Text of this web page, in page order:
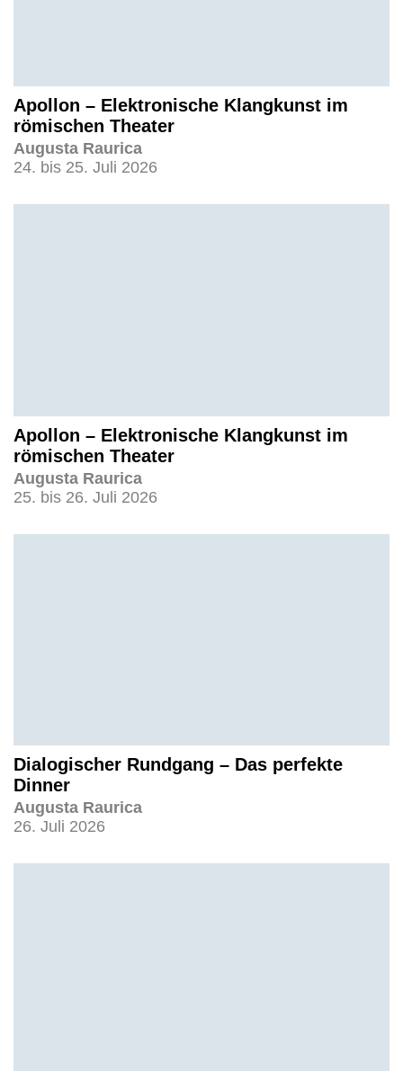
Apollon – Elektronische Klangkunst im
römischen Theater
Augusta Raurica
24. bis 25. Juli 2026
Apollon – Elektronische Klangkunst im
römischen Theater
Augusta Raurica
25. bis 26. Juli 2026
Dialogischer Rundgang – Das perfekte
Dinner
Augusta Raurica
26. Juli 2026